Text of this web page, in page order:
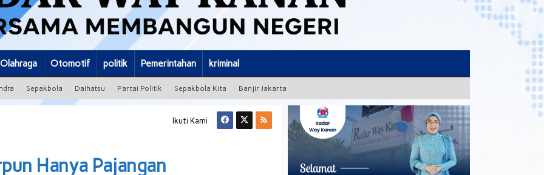
Olahraga Otomotif politik Pemerintahan kriminal
Sepakbola Daihatsu Partai Politik Sepakbola Kita Banjir Jakarta
Ikuti Kami
Hanya Pajangan